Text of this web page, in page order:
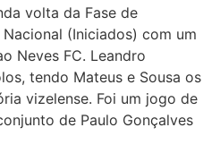
volta da Fase de
(Iniciados) com um
Neves FC. Leandro
tendo Mateus e Sousa os
vizelense. Foi um jogo de
de Paulo Gonçalves